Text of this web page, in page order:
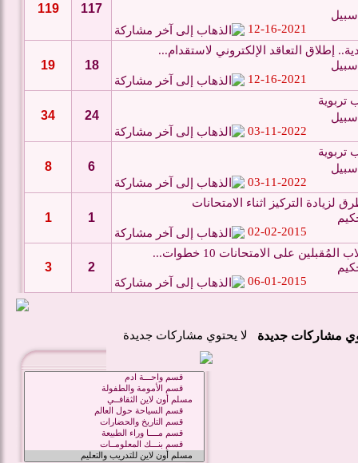
سبيل
12-16-2021
117
119
إطلاق التعاقد الإلكتروني لاستقدام...
سبيل
12-16-2021
18
19
تربوية
سبيل
03-11-2022
24
34
تربوية
سبيل
03-11-2022
6
8
لزيادة التركيز اثناء الامتحانات
02-02-2015
1
1
على الامتحانات 10 خطوات...
06-01-2015
2
3
لا يحتوي مشاركات جديدة